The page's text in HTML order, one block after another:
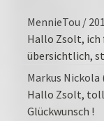
MennieTou /
Hallo Zsolt, ich
übersichtlich,
Markus Nickola
Hallo Zsolt,
Glückwunsch !